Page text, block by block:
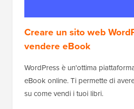
Creare un sito web
vendere eBook
WordPress è un'ottima
eBook online. Ti permette di
su come vendi i tuoi libri.